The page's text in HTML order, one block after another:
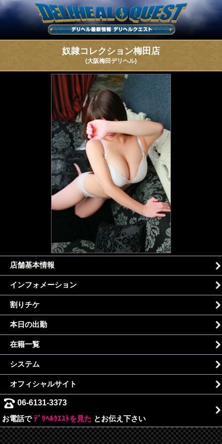
奴隷コレクション梅田店
(大阪梅田デリヘル)
店舗基本情報
インフォメーション
割りチケ
本日の出勤
在籍一覧
システム
オフィシャルサイト
06-6131-3373
お電話でﾃﾞﾘﾍﾙｸｴｽﾄを見た とお伝え下さい